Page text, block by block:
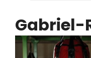
Gabriel-